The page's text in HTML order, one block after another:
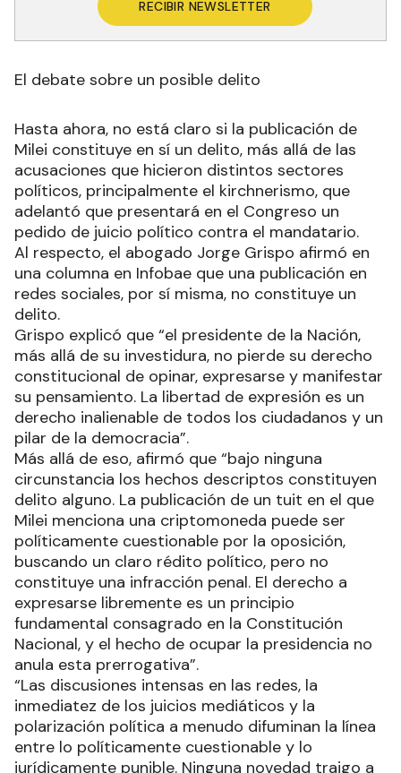
RECIBIR NEWSLETTER
El debate sobre un posible delito
Hasta ahora, no está claro si la publicación de
Milei constituye en sí un delito, más allá de las
acusaciones que hicieron distintos sectores
políticos, principalmente el kirchnerismo, que
adelantó que presentará en el Congreso un
pedido de juicio político contra el mandatario.
Al respecto, el abogado Jorge Grispo afirmó en
una columna en Infobae que una publicación en
redes sociales, por sí misma, no constituye un
delito.
Grispo explicó que “el presidente de la Nación,
más allá de su investidura, no pierde su derecho
constitucional de opinar, expresarse y manifestar
su pensamiento. La libertad de expresión es un
derecho inalienable de todos los ciudadanos y un
pilar de la democracia”.
Más allá de eso, afirmó que “bajo ninguna
circunstancia los hechos descriptos constituyen
delito alguno. La publicación de un tuit en el que
Milei menciona una criptomoneda puede ser
políticamente cuestionable por la oposición,
buscando un claro rédito político, pero no
constituye una infracción penal. El derecho a
expresarse libremente es un principio
fundamental consagrado en la Constitución
Nacional, y el hecho de ocupar la presidencia no
anula esta prerrogativa”.
“Las discusiones intensas en las redes, la
inmediatez de los juicios mediáticos y la
polarización política a menudo difuminan la línea
entre lo políticamente cuestionable y lo
jurídicamente punible. Ninguna novedad traigo a